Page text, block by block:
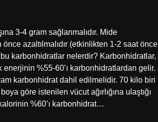
3-4 gram sağlanmalıdır. Mide
azaltılmalıdır (etkinlikten 1-2 saat önce
karbonhidratlar nelerdir? Karbonhidratlar,
%55-60’ı karbonhidratlardan gelir.
karbonhidrat dahil edilmelidir. 70 kilo biri
göre istenilen vücut ağırlığına ulaştığı
%60’ı karbonhidrat…